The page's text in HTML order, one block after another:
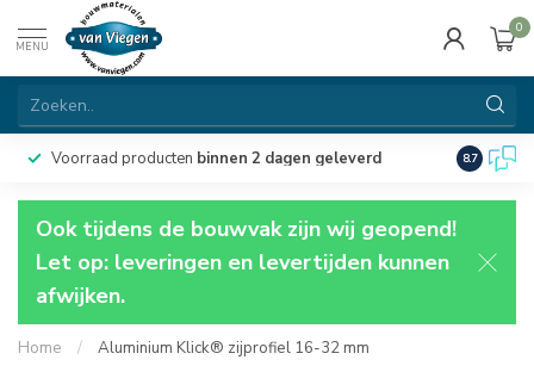
MENU
0
Voorraad producten binnen 2 dagen geleverd 8.7
Ook tijdens de bouwvak zijn wij geopend!
Let op: leveringen en levertijden kunnen
afwijken.
Home / Aluminium Klick® zijprofiel 16-32 mm